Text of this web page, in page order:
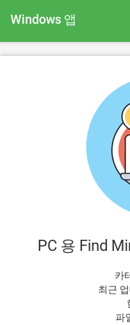
Windows 앱
PC 용 Find
카
최근
파